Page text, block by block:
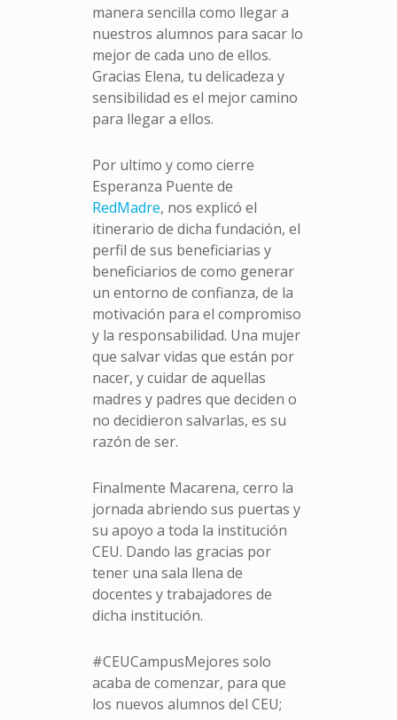
manera sencilla como llegar a
nuestros alumnos para sacar lo
mejor de cada uno de ellos.
Gracias Elena, tu delicadeza y
sensibilidad es el mejor camino
para llegar a ellos.
Por ultimo y como cierre
Esperanza Puente de
RedMadre, nos explicó el
itinerario de dicha fundación, el
perfil de sus beneficiarias y
beneficiarios de como generar
un entorno de confianza, de la
motivación para el compromiso
y la responsabilidad. Una mujer
que salvar vidas que están por
nacer, y cuidar de aquellas
madres y padres que deciden o
no decidieron salvarlas, es su
razón de ser.
Finalmente Macarena, cerro la
jornada abriendo sus puertas y
su apoyo a toda la institución
CEU. Dando las gracias por
tener una sala llena de
docentes y trabajadores de
dicha institución.
#CEUCampusMejores solo
acaba de comenzar, para que
los nuevos alumnos del CEU;